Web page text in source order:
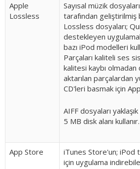
Apple
Lossless
Sayısal müzik
tarafından
Lossless dosyaları;
destekleyen
bazı iPod modelleri
Parçaları kaliteli ses
kalitesi kaybı
aktarılan parçalardan
CD'leri basmak için
AIFF dosyaları
5 MB disk alanı kullanır.
App Store
iTunes Store'un; iPod
için uygulama